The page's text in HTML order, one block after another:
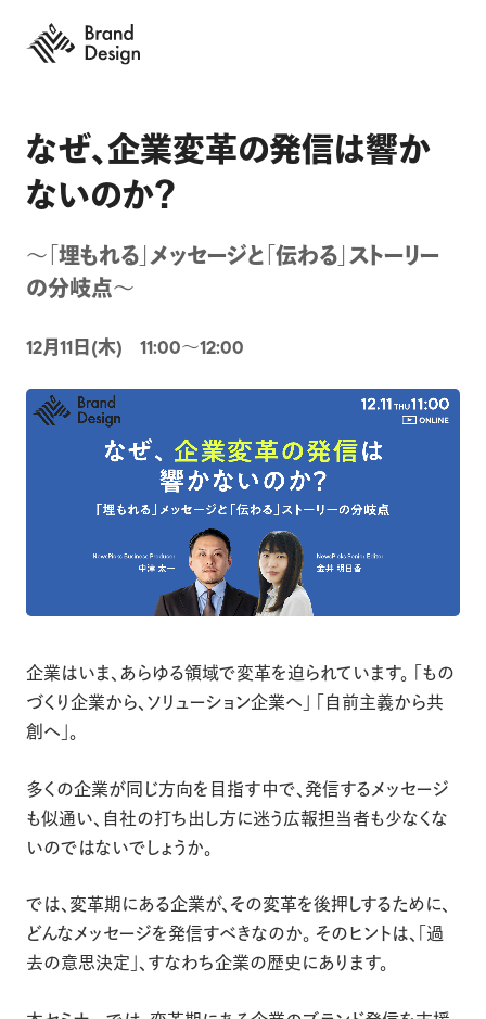
なぜ、企業変革の発信は響か
ないのか？
〜「埋もれる」メッセージと「伝わる」ストーリー
の分岐点〜
12月11日(木) 11:00〜12:00
企業はいま、あらゆる領域で変革を迫られています。 「もの
づくり企業から、ソリューション企業へ」 「自前主義から共
創へ」。
多くの企業が同じ方向を目指す中で、発信するメッセージ
も似通い、自社の打ち出し方に迷う広報担当者も少なくな
いのではないでしょうか。
では、変革期にある企業が、その変革を後押しするために、
どんなメッセージを発信すべきなのか。 そのヒントは、「過
去の意思決定」、すなわち企業の歴史にあります。